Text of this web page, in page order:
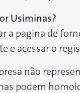
Usiminas?
a pagina de
e acessar o
não
podem